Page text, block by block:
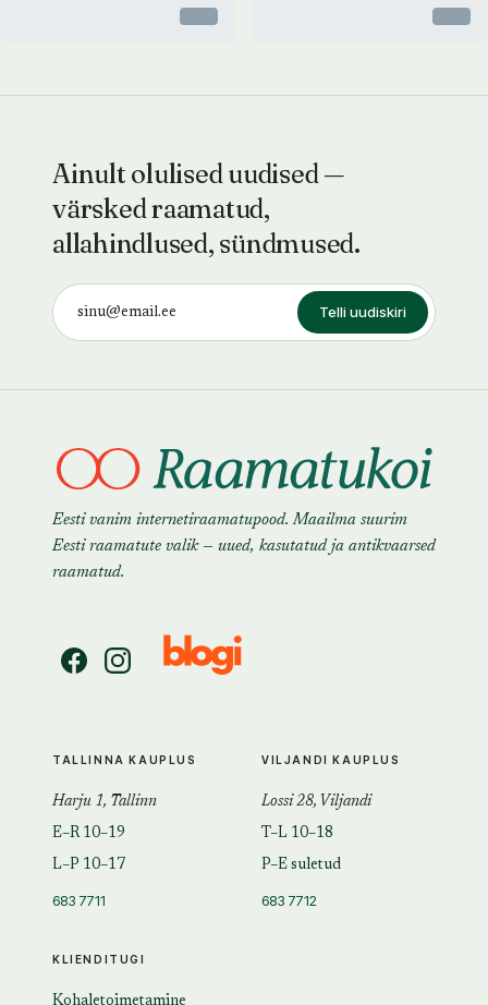
Ainult olulised uudised —
värsked raamatud,
allahindlused, sündmused.
Telli uudiskiri
Eesti vanim internetiraamatupood. Maailma suurim
Eesti raamatute valik — uued, kasutatud ja antikvaarsed
raamatud.
KLIENDITUGI
TALLINNA KAUPLUS
Harju 1, Tallinn
E–R 10–19
L–P 10–17
683 7711
VILJANDI KAUPLUS
Lossi 28, Viljandi
T–L 10–18
P–E suletud
683 7712